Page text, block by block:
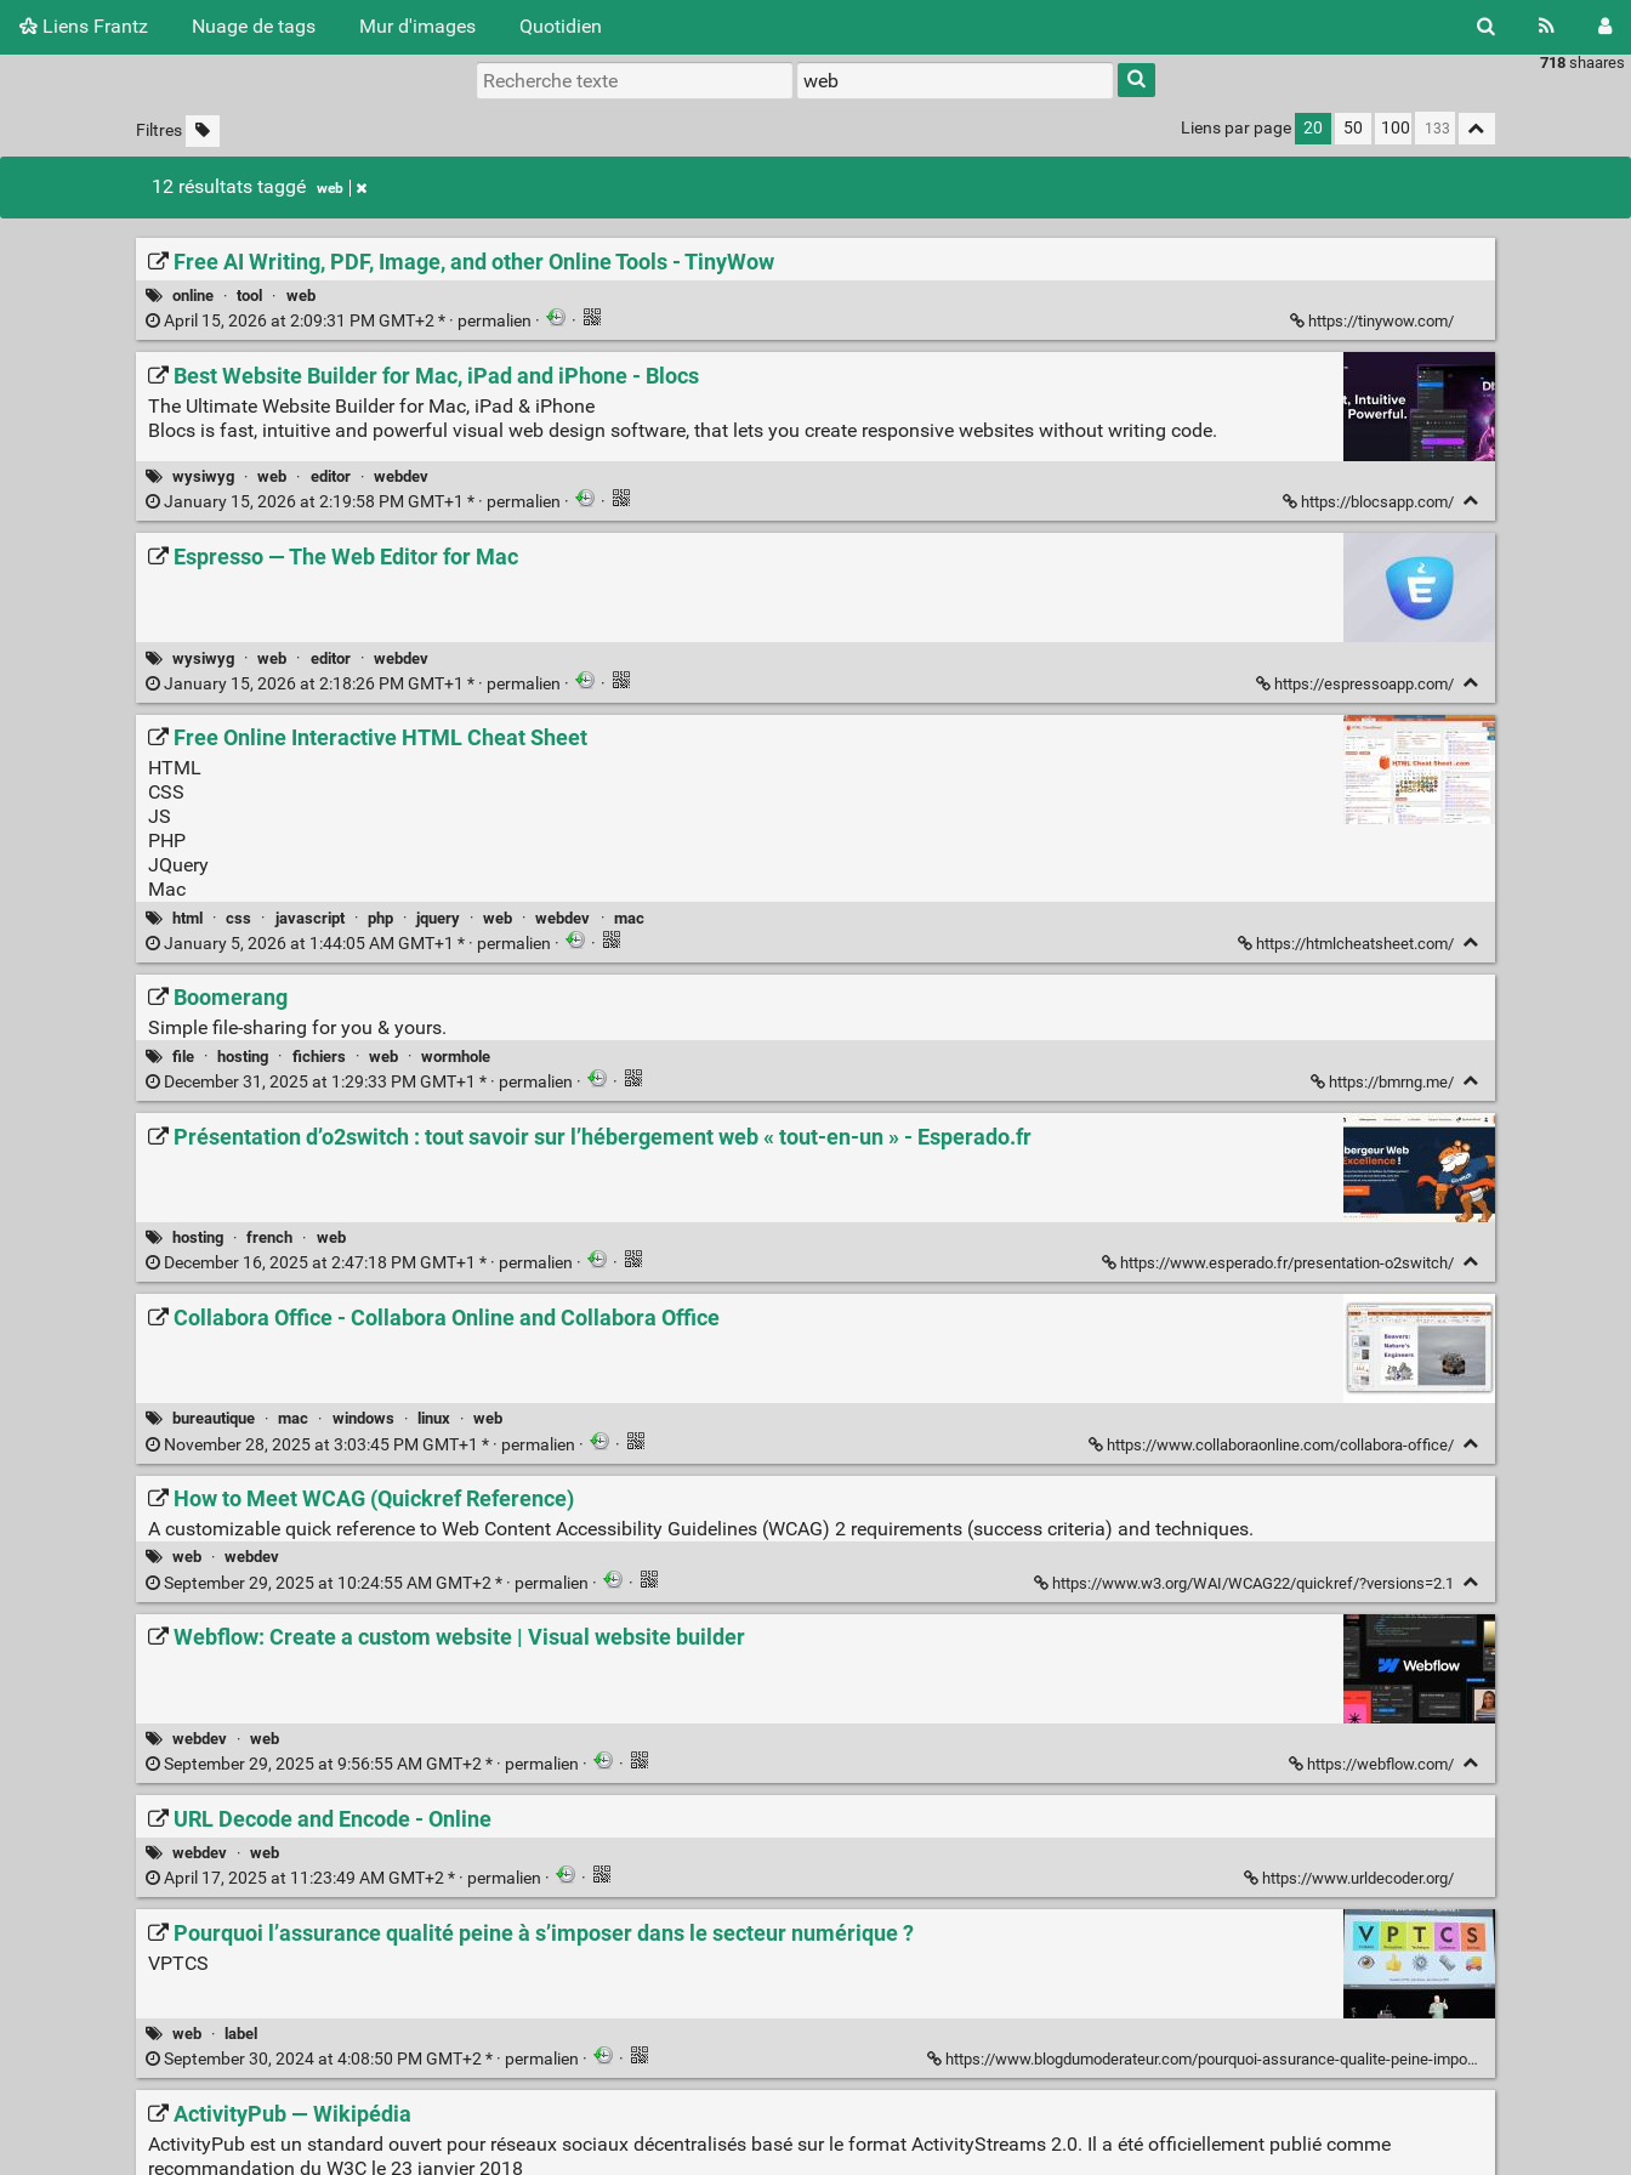
Liens Frantz Nuage de tags Mur d'images Quotidien
718 shaares
Filtres Liens par page 20 50 100
12 résultats taggé web
Free AI Writing, PDF, Image, and other Online Tools - TinyWow
online · tool · web
April 15, 2026 at 2:09:31 PM GMT+2 * · permalien · · https://tinywow.com/
Best Website Builder for Mac, iPad and iPhone - Blocs
The Ultimate Website Builder for Mac, iPad & iPhone
Blocs is fast, intuitive and powerful visual web design software, that lets you create responsive websites without writing code.
wysiwyg · web · editor · webdev
January 15, 2026 at 2:19:58 PM GMT+1 * · permalien · · https://blocsapp.com/
Espresso — The Web Editor for Mac
wysiwyg · web · editor · webdev
January 15, 2026 at 2:18:26 PM GMT+1 * · permalien · · https://espressoapp.com/
Free Online Interactive HTML Cheat Sheet
HTML
CSS
JS
PHP
JQuery
Mac
html · css · javascript · php · jquery · web · webdev · mac
January 5, 2026 at 1:44:05 AM GMT+1 * · permalien · · https://htmlcheatsheet.com/
Boomerang
Simple file-sharing for you & yours.
file · hosting · fichiers · web · wormhole
December 31, 2025 at 1:29:33 PM GMT+1 * · permalien · · https://bmrng.me/
Présentation d’o2switch : tout savoir sur l’hébergement web « tout-en-un » - Esperado.fr
hosting · french · web
December 16, 2025 at 2:47:18 PM GMT+1 * · permalien · · https://www.esperado.fr/presentation-o2switch/
Collabora Office - Collabora Online and Collabora Office
bureautique · mac · windows · linux · web
November 28, 2025 at 3:03:45 PM GMT+1 * · permalien · · https://www.collaboraonline.com/collabora-office/
How to Meet WCAG (Quickref Reference)
A customizable quick reference to Web Content Accessibility Guidelines (WCAG) 2 requirements (success criteria) and techniques.
web · webdev
September 29, 2025 at 10:24:55 AM GMT+2 * · permalien · · https://www.w3.org/WAI/WCAG22/quickref/?versions=2.1
Webflow: Create a custom website | Visual website builder
webdev · web
September 29, 2025 at 9:56:55 AM GMT+2 * · permalien · · https://webflow.com/
URL Decode and Encode - Online
webdev · web
April 17, 2025 at 11:23:49 AM GMT+2 * · permalien · · https://www.urldecoder.org/
Pourquoi l’assurance qualité peine à s’imposer dans le secteur numérique ?
VPTCS
web · label
September 30, 2024 at 4:08:50 PM GMT+2 * · permalien · · https://www.blogdumoderateur.com/pourquoi-assurance-qualite-peine-imposer-secteur-numerique/
ActivityPub — Wikipédia
ActivityPub est un standard ouvert pour réseaux sociaux décentralisés basé sur le format ActivityStreams 2.0. Il a été officiellement publié comme
recommandation du W3C le 23 janvier 2018